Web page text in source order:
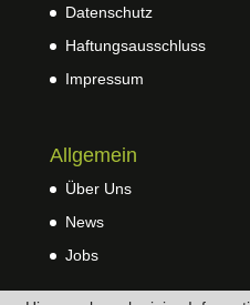
Datenschutz
Haftungsausschluss
Impressum
Allgemein
Über Uns
News
Jobs